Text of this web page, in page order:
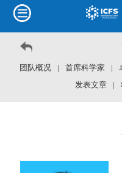
团队概况 首席科学家
发表文章